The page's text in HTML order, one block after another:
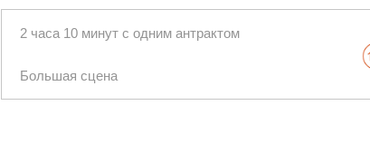
2 часа 10 минут с одним антрактом
Большая сцена